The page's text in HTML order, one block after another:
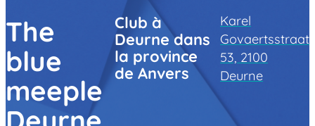
The
blue
meeple
Club à
Deurne dans
la province
de Anvers
Karel
Govaertsstraat
53, 2100
Deurne